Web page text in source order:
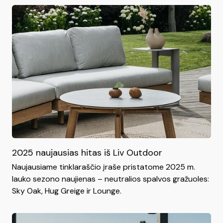
2025 naujausias hitas iš Liv Outdoor
Naujausiame tinklaraščio įraše pristatome 2025 m.
lauko sezono naujienas – neutralios spalvos gražuoles:
Sky Oak, Hug Greige ir Lounge.